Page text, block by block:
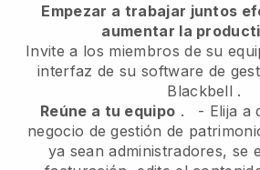
Empezar a trabajar juntos
aumentar la
Invite a los miembros de su
interfaz de su software de
Blackbell .
Reúne a tu equipo . - Elija a
negocio de gestión de
ya sean administradores, se